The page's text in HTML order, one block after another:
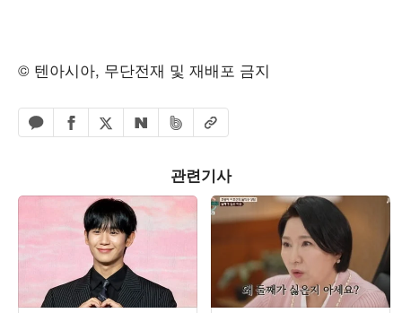
© 텐아시아, 무단전재 및 재배포 금지
카카오톡 공유하기
페이스북 공유하기
엑스 공유하기
네이버 공유하기
밴드 공유하기
URL복사
관련기사